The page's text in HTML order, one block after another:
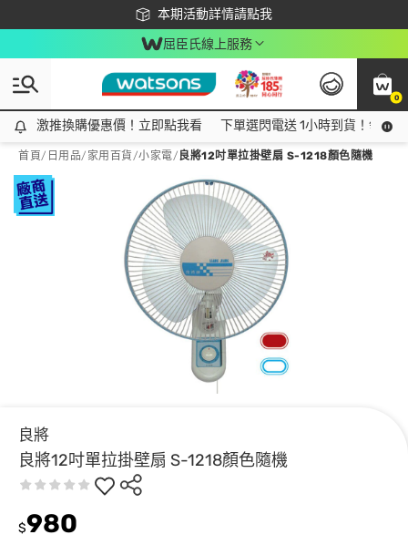
本期活動詳情請點我
下載app最高回饋$350
屈臣氏線上服務
0
激推換購優惠價！立即點我看
激推換購優惠價！立即點我看 下單選閃電送 1小時到貨！領神
首頁/ 日用品/ 家用百貨/小家電/良將12吋單拉掛壁扇 S-1218顏色隨機
良將
良將12吋單拉掛壁扇 S-1218顏色隨機
$980